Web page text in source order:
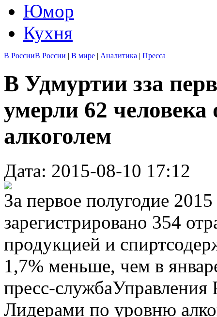
Юмор
Кухня
В РоссииВ России | В мире | Аналитика | Пресса
В Удмуртии зза
умерли 62 человека
алкоголем
Дата: 2015-08-10 17:12
За первое полугодие
зарегистрировано 354
продукцией и
1,7% меньше, чем в
пресс-службаУправления
Лидерами по уровню